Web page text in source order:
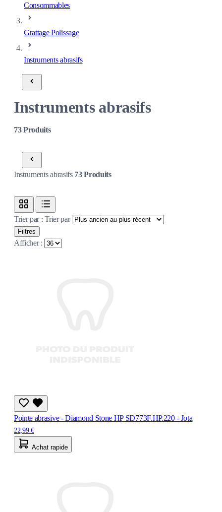
Consommables
Grattage Polissage
Instruments abrasifs
Instruments abrasifs
73Produits
Instruments abrasifs 73Produits
Trier par :Trier par
Filtres
Afficher :
Pointe abrasive - Diamond Stone HP SD773F.HP.220 - Jota
22,99 €
Achat rapide